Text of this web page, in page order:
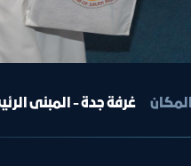
المكان غرفة جدة - المبنى